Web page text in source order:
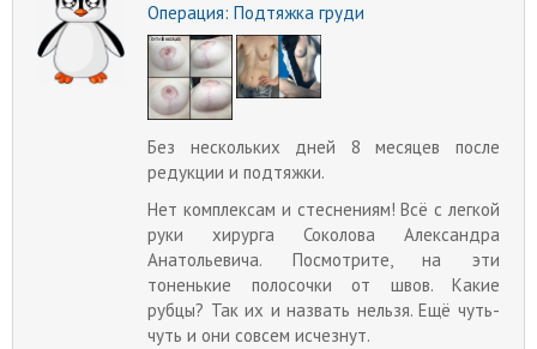
Операция: Подтяжка груди
Без нескольких дней 8 месяцев после
редукции и подтяжки.
Нет комплексам и стеснениям! Всё с легкой
руки хирурга Соколова Александра
Анатольевича. Посмотрите, на эти
тоненькие полосочки от швов. Какие
рубцы? Так их и назвать нельзя. Ещё чуть-
чуть и они совсем исчезнут.